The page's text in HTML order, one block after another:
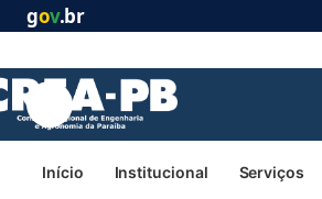
gov.br
Início Institucional Serviços